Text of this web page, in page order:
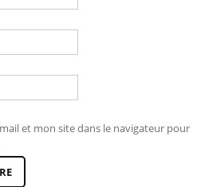
et mon site dans le navigateur pour